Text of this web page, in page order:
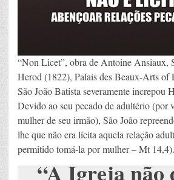
“Non Licet”, obra de Antoine Ansiaux,
Herod (1822), Palais des Beaux-Arts of
São João Batista severamente increpou
Devido ao seu pecado de adultério (por
mulher de seu irmão), São João
lhe que não era lícita aquela relação
permitido tomá-la por mulher – Mt 14,4).
“A Igreja não